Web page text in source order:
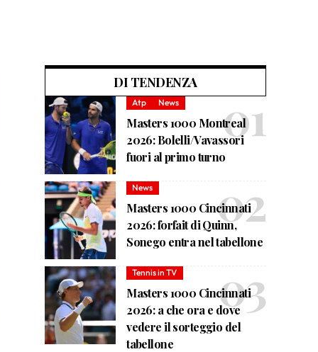
DI TENDENZA
Atp News
Masters 1000 Montreal
2026: Bolelli/Vavassori
fuori al primo turno
News
Masters 1000 Cincinnati
2026: forfait di Quinn,
Sonego entra nel tabellone
Tennis in TV
Masters 1000 Cincinnati
2026: a che ora e dove
vedere il sorteggio del
tabellone